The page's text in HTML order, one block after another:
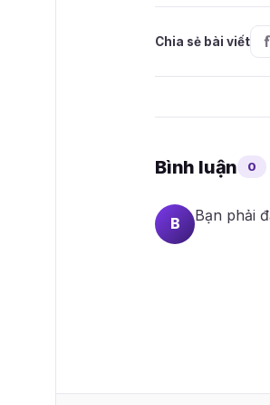
Chia sẻ bài viết
Bình luận 0
B Bạn phải